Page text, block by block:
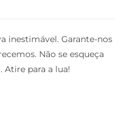
inestimável. Garante-nos
Não se esqueça
Atire para a lua!